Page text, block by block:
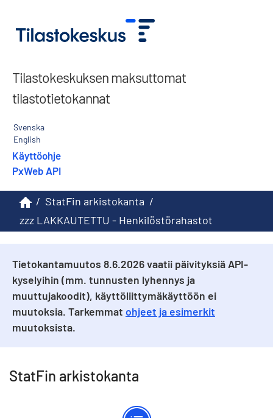
Tilastokeskuksen maksuttomat
tilastotietokannat
Svenska
English
Käyttöohje
PxWeb API
/ StatFin arkistokanta /
zzz LAKKAUTETTU - Henkilöstörahastot
Tietokantamuutos 8.6.2026 vaatii päivityksiä API-
kyselyihin (mm. tunnusten lyhennys ja
muuttujakoodit), käyttöliittymäkäyttöön ei
muutoksia. Tarkemmat ohjeet ja esimerkit
muutoksista.
StatFin arkistokanta